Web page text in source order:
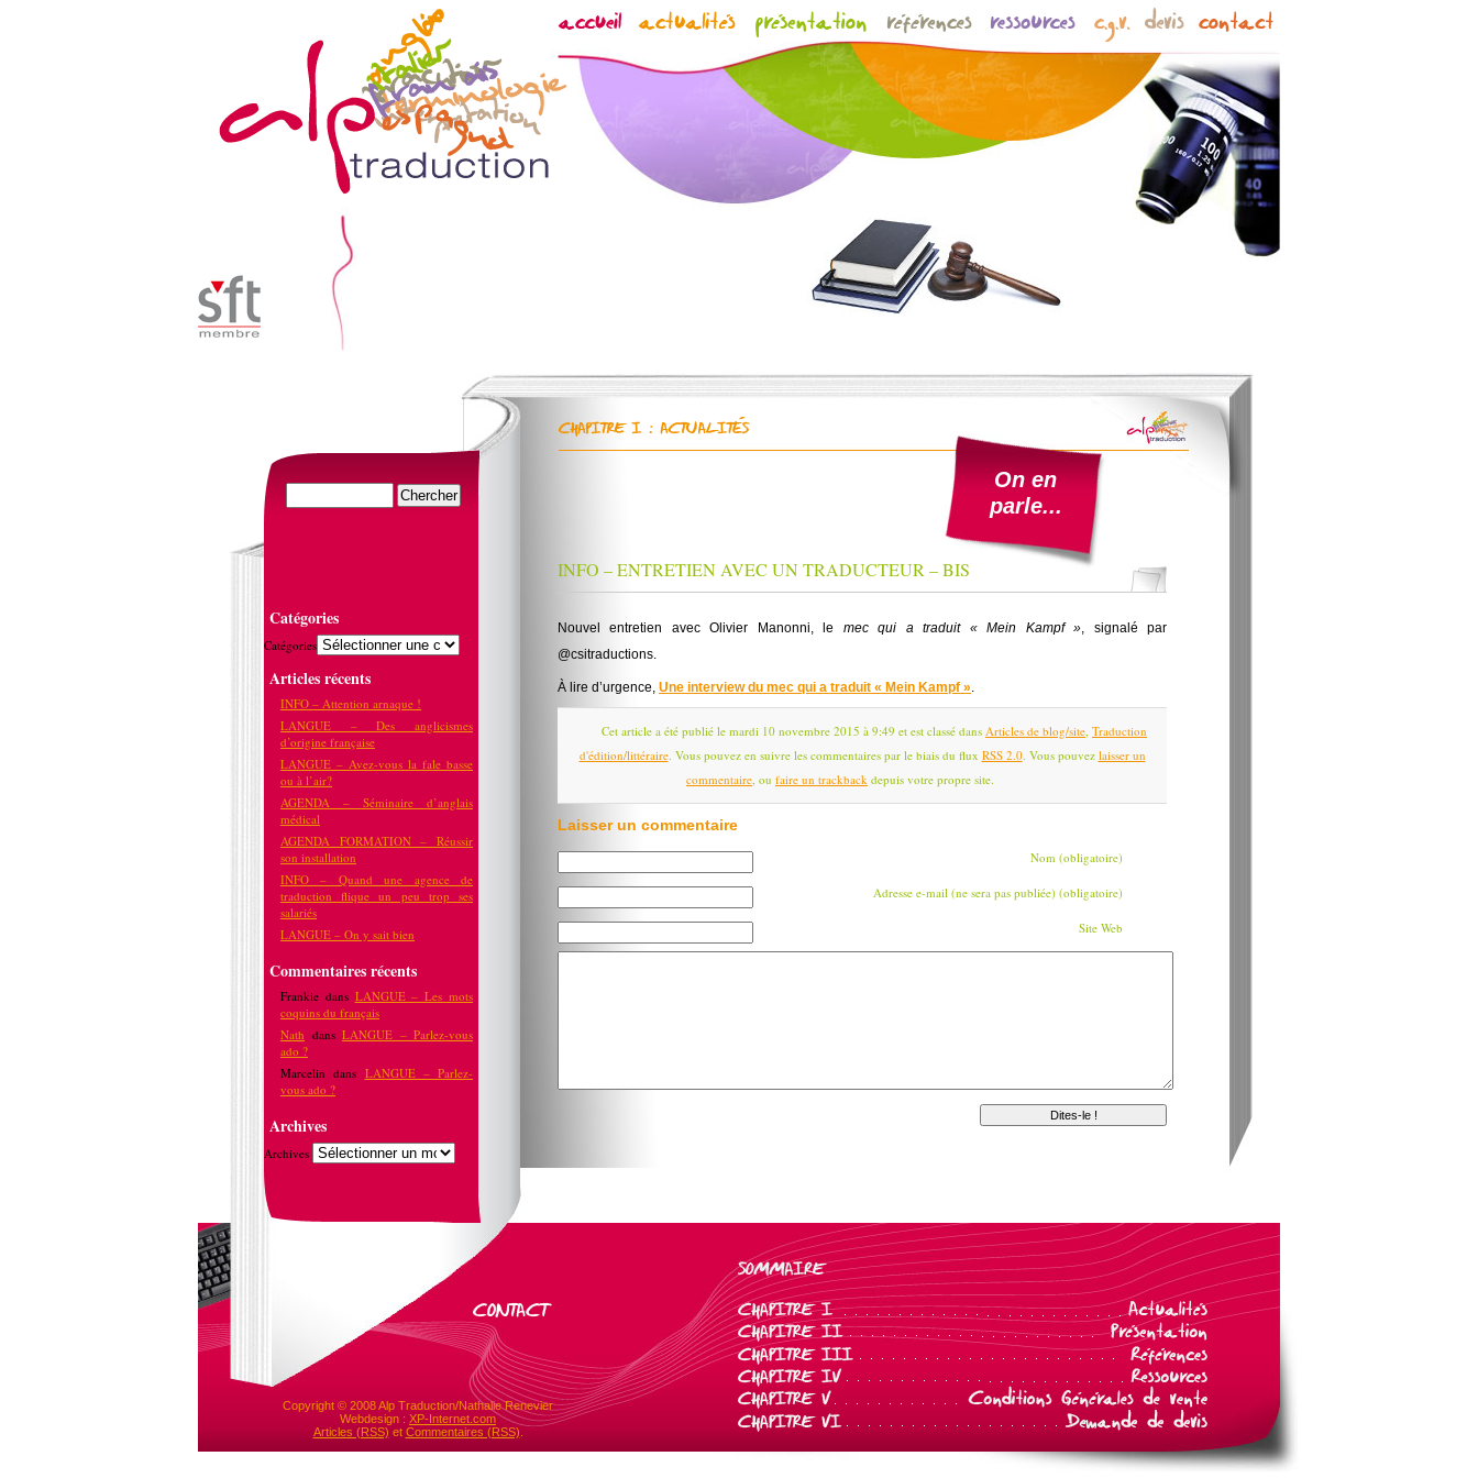
On en
parle...
INFO – ENTRETIEN AVEC UN TRADUCTEUR – BIS
Nouvel entretien avec Olivier Manonni, le mec qui a traduit « Mein Kampf », signalé par
@csitraductions.
À lire d’urgence, Une interview du mec qui a traduit « Mein Kampf ».
Cet article a été publié le mardi 10 novembre 2015 à 9:49 et est classé dans Articles de blog/site, Traduction
d'édition/littéraire. Vous pouvez en suivre les commentaires par le biais du flux RSS 2.0. Vous pouvez laisser un
commentaire, ou faire un trackback depuis votre propre site.
Laisser un commentaire
Nom (obligatoire)
Adresse e-mail (ne sera pas publiée) (obligatoire)
Site Web
Catégories
Catégories
Articles récents
INFO – Attention arnaque !
LANGUE – Des anglicismes
d’origine française
LANGUE – Avez-vous la fale basse
ou à l’air?
AGENDA – Séminaire d’anglais
médical
AGENDA FORMATION – Réussir
son installation
INFO – Quand une agence de
traduction flique un peu trop ses
salariés
LANGUE – On y sait bien
Commentaires récents
Frankie dans LANGUE – Les mots
coquins du français
Nath dans LANGUE – Parlez-vous
ado ?
Marcelin dans LANGUE – Parlez-
vous ado ?
Archives
Archives
Copyright © 2008 Alp Traduction/Nathalie Renevier
Webdesign : XP-Internet.com
Articles (RSS) et Commentaires (RSS)